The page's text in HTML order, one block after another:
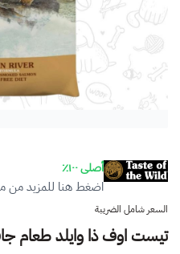
أصلى ١٠٠٪
اضغط هنا للمزيد من
السعر شامل الضريبة
تيست اوف ذا وايلد طعام